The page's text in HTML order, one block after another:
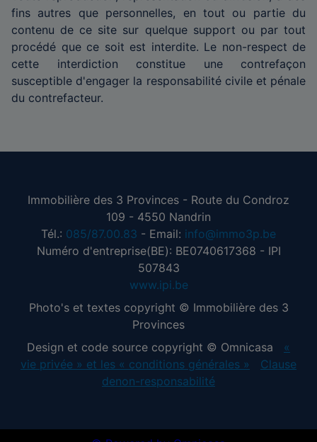
fins autres que personnelles, en tout ou partie du
contenu de ce site sur quelque support ou par tout
procédé que ce soit est interdite. Le non-respect de
cette interdiction constitue une contrefaçon
susceptible d'engager la responsabilité civile et pénale
du contrefacteur.
Immobilière des 3 Provinces - Route du Condroz
109 - 4550 Nandrin
Tél.: 085/87.00.83 - Email: info@immo3p.be
Numéro d'entreprise(BE): BE0740617368 - IPI
507843
www.ipi.be
Photo's et textes copyright © Immobilière des 3
Provinces
Design et code source copyright © Omnicasa «
vie privée » et les « conditions générales »
Clause
denon-responsabilité